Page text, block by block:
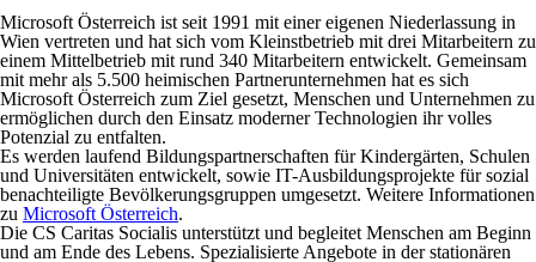
Microsoft Österreich ist seit 1991 mit einer eigenen Niederlassung in
Wien vertreten und hat sich vom Kleinstbetrieb mit drei Mitarbeitern zu
einem Mittelbetrieb mit rund 340 Mitarbeitern entwickelt. Gemeinsam
mit mehr als 5.500 heimischen Partnerunternehmen hat es sich
Microsoft Österreich zum Ziel gesetzt, Menschen und Unternehmen zu
ermöglichen durch den Einsatz moderner Technologien ihr volles
Potenzial zu entfalten.
Es werden laufend Bildungspartnerschaften für Kindergärten, Schulen
und Universitäten entwickelt, sowie IT-Ausbildungsprojekte für sozial
benachteiligte Bevölkerungsgruppen umgesetzt. Weitere Informationen
zu Microsoft Österreich.
Die CS Caritas Socialis unterstützt und begleitet Menschen am Beginn
und am Ende des Lebens. Spezialisierte Angebote in der stationären